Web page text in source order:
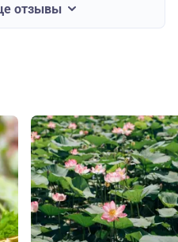
отзывы